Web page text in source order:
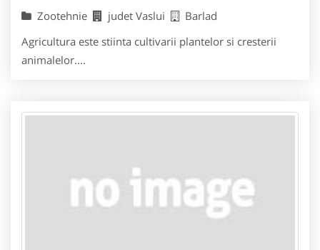
Zootehnie judet Vaslui
Barlad
Agricultura este stiinta cultivarii plantelor si cresterii
animalelor....